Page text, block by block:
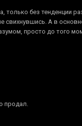
только без тенденции
свихнувшись. А в
просто до того
продал.